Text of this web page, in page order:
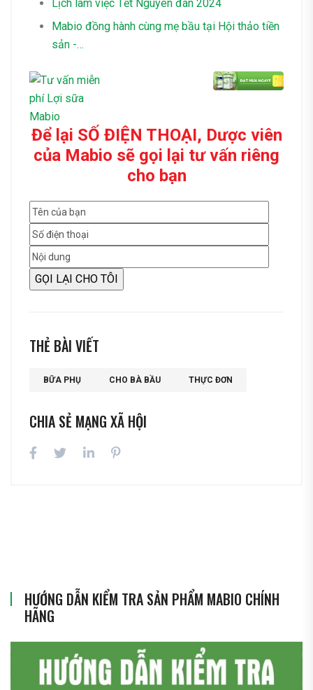
Lịch làm việc Tết Nguyên đán 2024
Mabio đồng hành cùng mẹ bầu tại Hội thảo tiền
sản -…
Để lại SỐ ĐIỆN THOẠI, Dược viên
của Mabio sẽ gọi lại tư vấn riêng
cho bạn
THẺ BÀI VIẾT
BỮA PHỤ CHO BÀ BẦU THỰC ĐƠN
CHIA SẺ MẠNG XÃ HỘI
HƯỚNG DẪN KIỂM TRA SẢN PHẨM MABIO CHÍNH
HÃNG